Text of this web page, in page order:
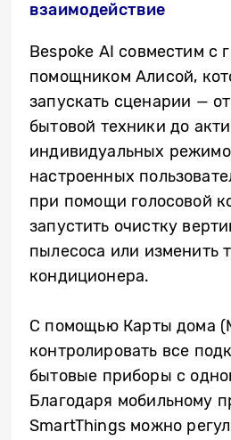
взаимодействие
Bespoke AI совместим с
помощником Алисой,
запускать сценарии —
бытовой техники до
индивидуальных
настроенных
при помощи голосовой
запустить очистку
пылесоса или изменить
кондиционера.
С помощью Карты дома
контролировать все
бытовые приборы с
Благодаря мобильному
SmartThings можно